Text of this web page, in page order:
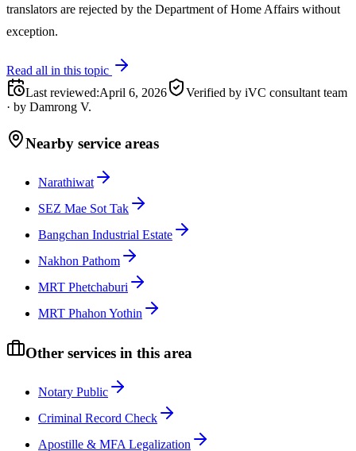
translators are rejected by the Department of Home Affairs without
exception.
Read all in this topic
Last reviewed:April 6, 2026
Verified by iVC consultant team
· by Damrong V.
Nearby service areas
Narathiwat
SEZ Mae Sot Tak
Bangchan Industrial Estate
Nakhon Pathom
MRT Phetchaburi
MRT Phahon Yothin
Other services in this area
Notary Public
Criminal Record Check
Apostille & MFA Legalization